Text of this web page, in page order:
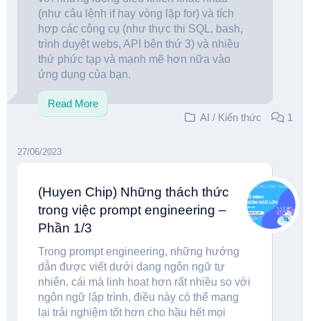
(như câu lệnh if hay vòng lặp for) và tích
hợp các công cụ (như thực thi SQL, bash,
trình duyệt webs, API bên thứ 3) và nhiều
thứ phức tạp và mạnh mẽ hơn nữa vào
ứng dụng của bạn.
Read More
AI / Kiến thức 1
27/06/2023
(Huyen Chip) Những thách thức
trong việc prompt engineering –
Phần 1/3
Trong prompt engineering, những hướng
dẫn được viết dưới dạng ngôn ngữ tự
nhiên, cái mà linh hoạt hơn rất nhiều so với
ngôn ngữ lập trình, điều này có thể mang
lại trải nghiệm tốt hơn cho hầu hết mọi